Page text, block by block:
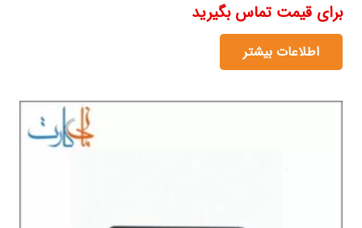
برای قیمت تماس بگیرید
اطلاعات بیشتر